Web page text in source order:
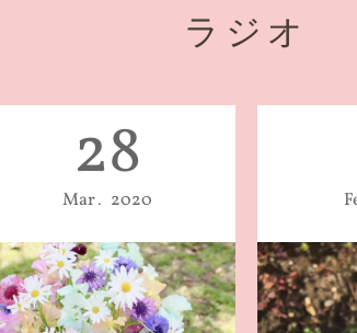
ラジオ
28
Mar 2020